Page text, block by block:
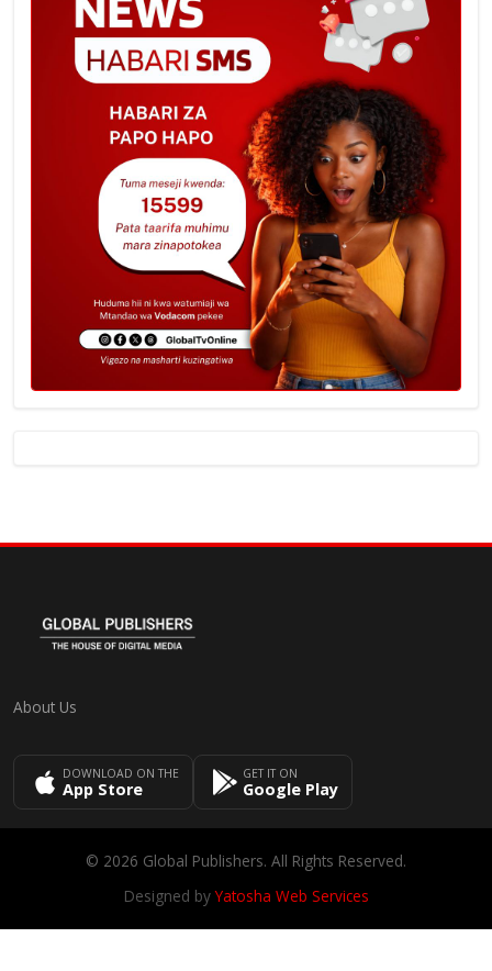
About Us
DOWNLOAD ON THE
App Store
GET IT ON
Google Play
© 2026 Global Publishers. All Rights Reserved.
Designed byYatosha Web Services